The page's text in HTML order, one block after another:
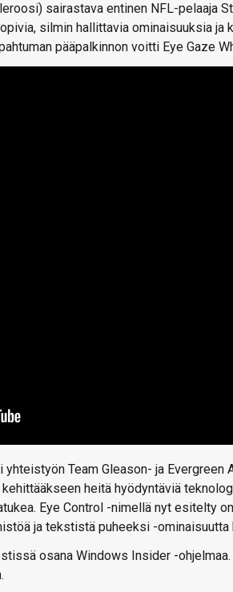
sairastava entinen NFL-pelaaja
silmin hallittavia ominaisuuksia
pääpalkinnon voitti Eye Gaze
Team Gleason- ja Evergreen
heitä hyödyntäviä
Eye Control -nimellä nyt esitelty
ja tekstistä puheeksi -ominaisuutta
osana Windows Insider -